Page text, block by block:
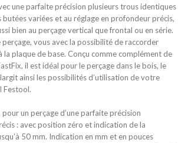
une parfaite précision plusieurs trous identiques
butées variées et au réglage en profondeur précis,
bien au perçage vertical que frontal ou en série.
vous avec la possibilité de raccorder
la plaque de base. Conçu comme complément de
il est idéal pour le perçage dans le bois, le
ainsi les possibilités d’utilisation de votre
Festool.
un perçage d’une parfaite précision
: avec position zéro et indication de la
50 mm. Indication en mm et en pouces